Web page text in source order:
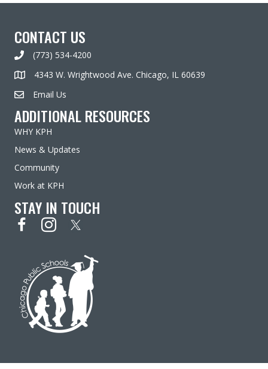
CONTACT US
(773) 534-4200
4343 W. Wrightwood Ave. Chicago, IL 60639
Email Us
ADDITIONAL RESOURCES
WHY KPH
News & Updates
Community
Work at KPH
STAY IN TOUCH